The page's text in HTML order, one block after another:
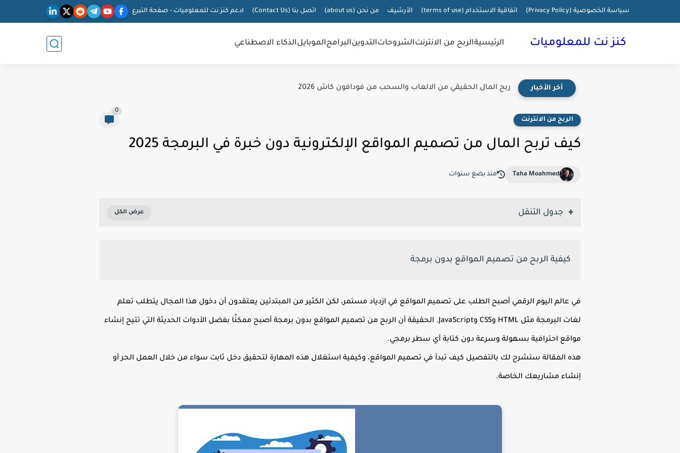
سياسة الخصوصية (Privacy Policy) اتفاقية الاستخدام (terms of use) الأرشيف من نحن (about us) اتصل بنا (Contact Us) ادعم كنز نت للمعلوميات - صفحة التبرع
كنز نت للمعلوميات الرئيسيةالربح من الانترنتالشروحاتالتدوينالبرامجالموبايلالذكاء الاصطناعي
آخر الأخبار ربح المال الحقيقي من الالعاب والسحب من فودافون كاش 2026
الربح من الانترنت
0
كيف تربح المال من تصميم المواقع الإلكترونية دون خبرة في البرمجة 2025
Taha Moahmed منذ بضع سنوات
جدول التنقل
كيفية الربح من تصميم المواقع بدون برمجة
في عالم اليوم الرقمي أصبح الطلب على تصميم المواقع في ازدياد مستمر، لكن الكثير من المبتدئين يعتقدون أن دخول هذا المجال يتطلب تعلم
لغات البرمجة مثل HTML وCSS وJavaScript. الحقيقة أن الربح من تصميم المواقع بدون برمجة أصبح ممكنًا بفضل الأدوات الحديثة التي تتيح إنشاء
مواقع احترافية بسهولة وسرعة دون كتابة أي سطر برمجي.
هذه المقالة ستشرح لك بالتفصيل كيف تبدأ في تصميم المواقع، وكيفية استغلال هذه المهارة لتحقيق دخل ثابت سواء من خلال العمل الحر أو
إنشاء مشاريعك الخاصة.